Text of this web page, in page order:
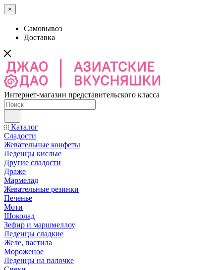
×
Самовывоз
Доставка
Интернет-магазин представительского класса
Каталог
Сладости
Жевательные конфеты
Леденцы кислые
Другие сладости
Драже
Мармелад
Жевательные резинки
Печенье
Моти
Шоколад
Зефир и маршмеллоу
Леденцы сладкие
Желе, пастила
Мороженое
Леденцы на палочке